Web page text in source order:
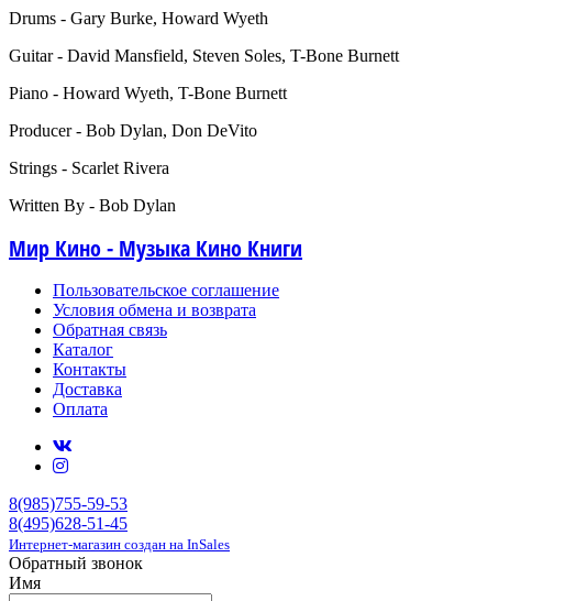
Drums - Gary Burke, Howard Wyeth
Guitar - David Mansfield, Steven Soles, T-Bone Burnett
Piano - Howard Wyeth, T-Bone Burnett
Producer - Bob Dylan, Don DeVito
Strings - Scarlet Rivera
Written By - Bob Dylan
Мир Кино - Музыка Кино Книги
Пользовательское соглашение
Условия обмена и возврата
Обратная связь
Каталог
Контакты
Доставка
Оплата
8(985)755-59-53
8(495)628-51-45
Интернет-магазин создан на InSales
Обратный звонок
Имя